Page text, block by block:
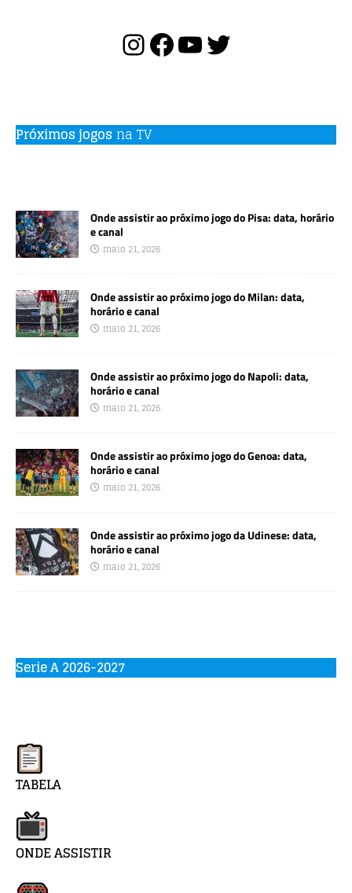
Próximos jogos na TV
Onde assistir ao próximo jogo do Pisa: data, horário
e canal
maio 21, 2026
Onde assistir ao próximo jogo do Milan: data,
horário e canal
maio 21, 2026
Onde assistir ao próximo jogo do Napoli: data,
horário e canal
maio 21, 2026
Onde assistir ao próximo jogo do Genoa: data,
horário e canal
maio 21, 2026
Onde assistir ao próximo jogo da Udinese: data,
horário e canal
maio 21, 2026
Serie A 2026-2027
TABELA
ONDE ASSISTIR